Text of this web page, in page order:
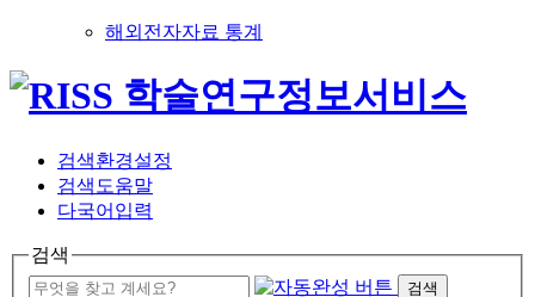
해외전자자료 통계
검색환경설정
검색도움말
다국어입력
검색
검색